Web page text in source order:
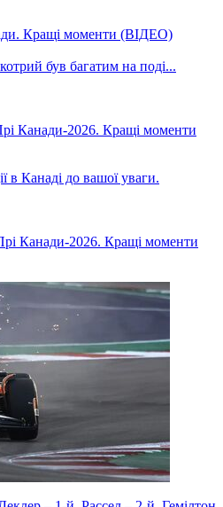
Кращі моменти (ВІДЕО)
Канади-2026. Кращі моменти
Канади-2026. Кращі моменти